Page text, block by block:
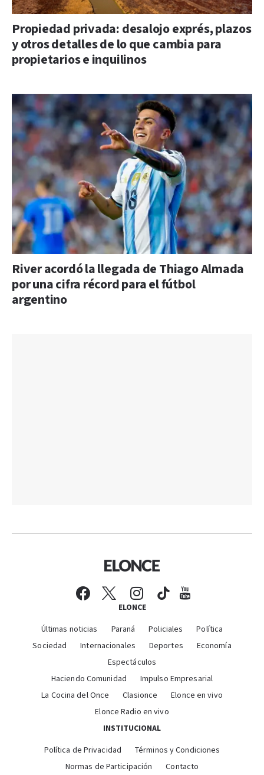
Propiedad privada: desalojo exprés, plazos
y otros detalles de lo que cambia para
propietarios e inquilinos
River acordó la llegada de Thiago Almada
por una cifra récord para el fútbol
argentino
ELONCE
Últimas noticias Paraná Policiales
Política
Sociedad
Internacionales Deportes
Economía
Espectáculos
Haciendo Comunidad
Impulso Empresarial
La Cocina del Once
Clasionce
Elonce en vivo
Elonce Radio en vivo
INSTITUCIONAL
Política de Privacidad
Términos y Condiciones
Normas de Participación
Contacto